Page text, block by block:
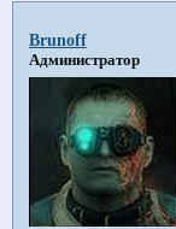
Brunoff
Администратор